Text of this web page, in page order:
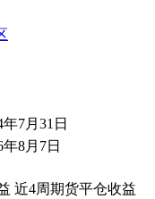
年7月31日
年8月7日
近4周期货平仓收益